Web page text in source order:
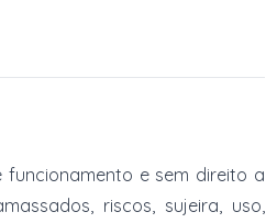
e sem direito a
riscos, sujeira, uso,